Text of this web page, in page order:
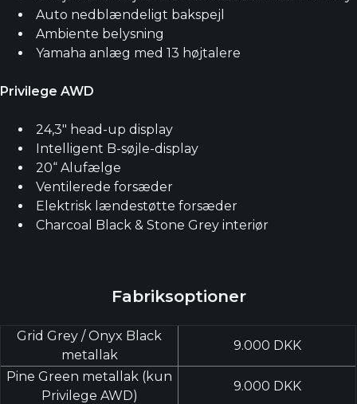
Auto nedblændeligt bakspejl
Ambiente belysning
Yamaha anlæg med 13 højtalere
Privilege AWD
24,3" head-up display
Intelligent B-søjle-display
20“ Alufælge
Ventilerede forsæder
Elektrisk lændestøtte forsæder
Charcoal Black & Stone Grey interiør
Fabriksoptioner
Grid Grey / Onyx Black
metallak
9.000 DKK
Pine Green metallak (kun
Privilege AWD)
9.000 DKK